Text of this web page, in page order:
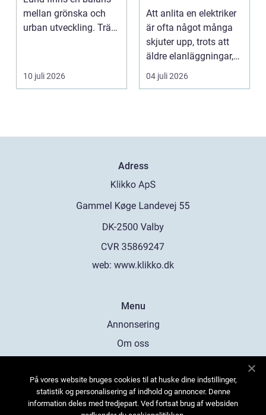
mellan grönska och
urban utveckling. Träd
10 juli 2026
lägenhet och
företag
Att anlita en elektriker
är ofta något många
skjuter upp, trots att
äldre elanläggningar,
provisoris...
04 juli 2026
Adress
web: www.klikko.dk
Menu
Annonsering
Om oss
Kontakta oss
Sitemap
På vores website bruges cookies til at huske dine indstillinger,
statistik og personalisering af indhold og annoncer. Denne
information deles med tredjepart. Ved fortsat brug af websiden